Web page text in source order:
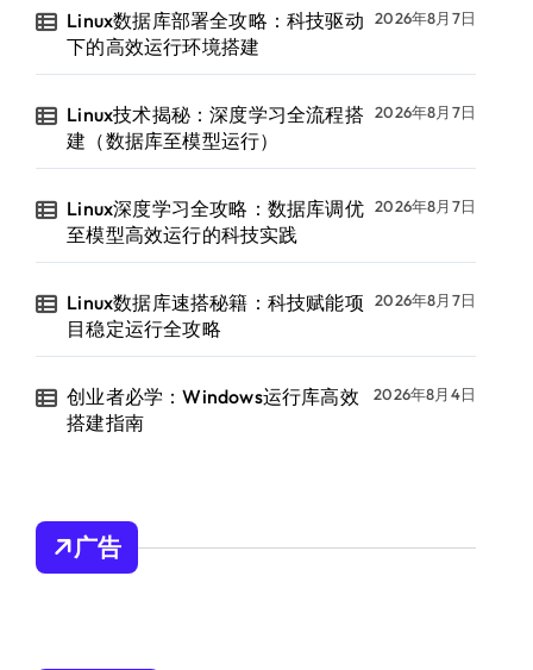
Linux数据库部署全攻略：科技驱动
下的高效运行环境搭建
2026年8月7日
Linux技术揭秘：深度学习全流程搭
建（数据库至模型运行）
2026年8月7日
Linux深度学习全攻略：数据库调优
至模型高效运行的科技实践
2026年8月7日
Linux数据库速搭秘籍：科技赋能项
目稳定运行全攻略
2026年8月7日
创业者必学：Windows运行库高效
搭建指南
2026年8月4日
广告